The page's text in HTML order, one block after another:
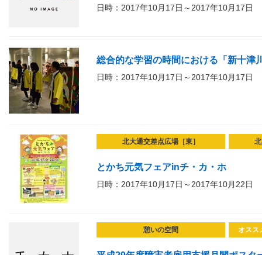
日時：2017年10月17日～2017年10月17日
総合的な学習の時間における「新十津
日時：2017年10月17日～2017年10月17日
北大通交差点広場［東］
とかち元気フェアinチ・カ・ホ
日時：2017年10月17日～2017年10月22日
憩いの空間 オスス